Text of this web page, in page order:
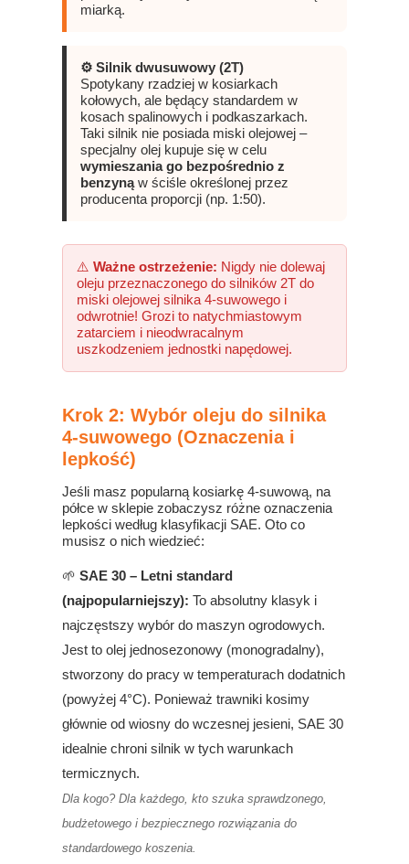
miarką.
⚙️ Silnik dwusuwowy (2T)
Spotykany rzadziej w kosiarkach
kołowych, ale będący standardem w
kosach spalinowych i podkaszarkach.
Taki silnik nie posiada miski olejowej –
specjalny olej kupuje się w celu
wymieszania go bezpośrednio z
benzynąw ściśle określonej przez
producenta proporcji (np. 1:50).
⚠️ Ważne ostrzeżenie: Nigdy nie dolewaj
oleju przeznaczonego do silników 2T do
miski olejowej silnika 4-suwowego i
odwrotnie! Grozi to natychmiastowym
zatarciem i nieodwracalnym
uszkodzeniem jednostki napędowej.
Krok 2: Wybór oleju do silnika
4-suwowego (Oznaczenia i
lepkość)
Jeśli masz popularną kosiarkę 4-suwową, na
półce w sklepie zobaczysz różne oznaczenia
lepkości według klasyfikacji SAE. Oto co
musisz o nich wiedzieć:
🌱 SAE 30 – Letni standard
(najpopularniejszy): To absolutny klasyk i
najczęstszy wybór do maszyn ogrodowych.
Jest to olej jednosezonowy (monogradalny),
stworzony do pracy w temperaturach dodatnich
(powyżej 4°C). Ponieważ trawniki kosimy
głównie od wiosny do wczesnej jesieni, SAE 30
idealnie chroni silnik w tych warunkach
termicznych.
Dla kogo? Dla każdego, kto szuka sprawdzonego,
budżetowego i bezpiecznego rozwiązania do
standardowego koszenia.